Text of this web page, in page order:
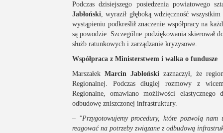
Podczas dzisiejszego posiedzenia powiatowego
Jabłoński, wyraził głęboką wdzięczność
wystąpieniu podkreślił znaczenie współpracy na
są powodzie. Szczególne podziękowania skierował
służb ratunkowych i zarządzanie kryzysowe.
Współpraca z Ministerstwem i walka o fundusze
MarszałekMarcin Jabłońskizaznaczył, że
Regionalnej. Podczas długiej rozmowy z
Regionalne, omawiano możliwości elastycznego
odbudowę zniszczonej infrastruktury.
– "Przygotowujemy procedury, które pozwolą
reagować na potrzeby związane z odbudową